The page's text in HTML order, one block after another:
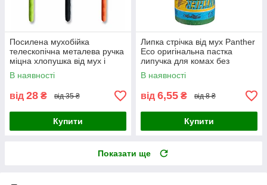
Посилена мухобійка
телескопічна металева ручка
міцна хлопушка від мух і
комарів для дому та дачі
ONS
В наявності
від 28 ₴ від 35 ₴
Купити
Липка стрічка від мух Panther
Eco оригінальна пастка
липучка для комах без
запаху Чехія
В наявності
від 6,55 ₴ від 8 ₴
Купити
Показати ще